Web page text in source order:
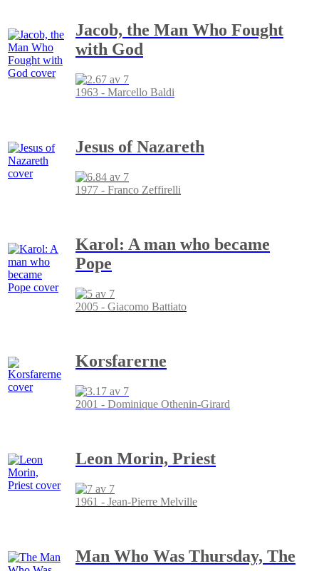
Jacob, the Man Who Fought
with God
1963 - Marcello Baldi
Jesus of Nazareth
1977 - Franco Zeffirelli
Karol: A man who became
Pope
2005 - Giacomo Battiato
Korsfarerne
2001 - Dominique Othenin-Girard
Leon Morin, Priest
1961 - Jean-Pierre Melville
Man Who Was Thursday, The